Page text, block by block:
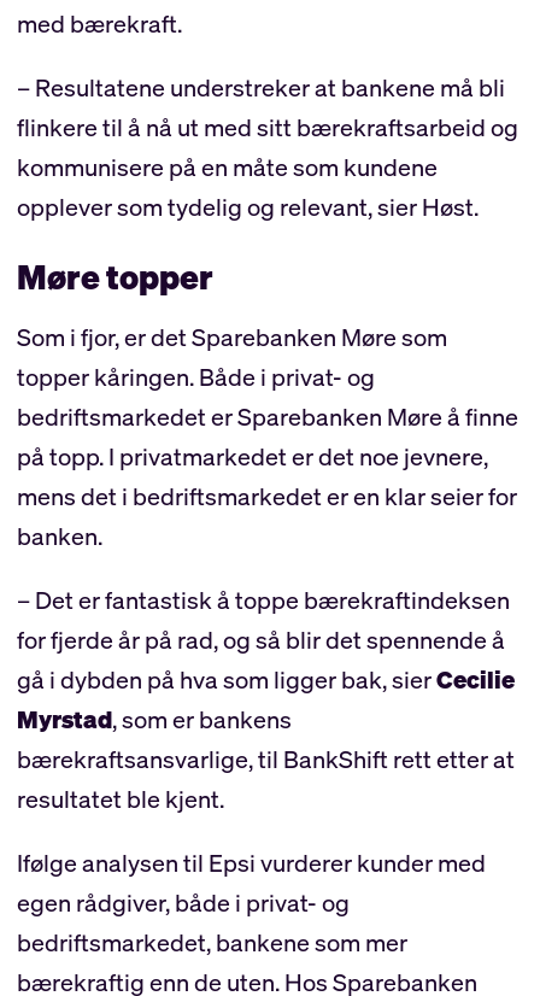
med bærekraft.
– Resultatene understreker at bankene må bli
flinkere til å nå ut med sitt bærekraftsarbeid og
kommunisere på en måte som kundene
opplever som tydelig og relevant, sier Høst.
Møre topper
Som i fjor, er det Sparebanken Møre som
topper kåringen. Både i privat- og
bedriftsmarkedet er Sparebanken Møre å finne
på topp. I privatmarkedet er det noe jevnere,
mens det i bedriftsmarkedet er en klar seier for
banken.
– Det er fantastisk å toppe bærekraftindeksen
for fjerde år på rad, og så blir det spennende å
gå i dybden på hva som ligger bak, sierCecilie
Myrstad, som er bankens
bærekraftsansvarlige, til BankShift rett etter at
resultatet ble kjent.
Ifølge analysen til Epsi vurderer kunder med
egen rådgiver, både i privat- og
bedriftsmarkedet, bankene som mer
bærekraftig enn de uten. Hos Sparebanken